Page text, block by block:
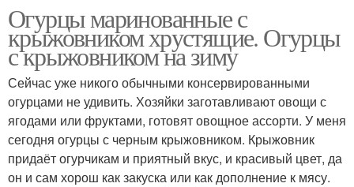
Огурцы маринованные с
крыжовником хрустящие. Огурцы
с крыжовником на зиму
Сейчас уже никого обычными консервированными
огурцами не удивить. Хозяйки заготавливают овощи с
ягодами или фруктами, готовят овощное ассорти. У меня
сегодня огурцы с черным крыжовником. Крыжовник
придаёт огурчикам и приятный вкус, и красивый цвет, да
он и сам хорош как закуска или как дополнение к мясу.